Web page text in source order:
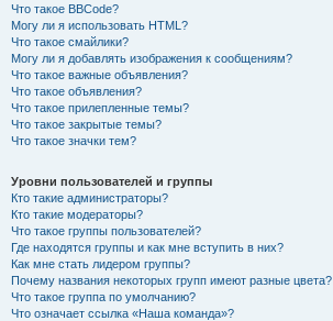
Что такое BBCode?
Могу ли я использовать HTML?
Что такое смайлики?
Могу ли я добавлять изображения к сообщениям?
Что такое важные объявления?
Что такое объявления?
Что такое прилепленные темы?
Что такое закрытые темы?
Что такое значки тем?
Уровни пользователей и группы
Кто такие администраторы?
Кто такие модераторы?
Что такое группы пользователей?
Где находятся группы и как мне вступить в них?
Как мне стать лидером группы?
Почему названия некоторых групп имеют разные цвета?
Что такое группа по умолчанию?
Что означает ссылка «Наша команда»?